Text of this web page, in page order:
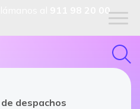
911 98 20 00
despachos